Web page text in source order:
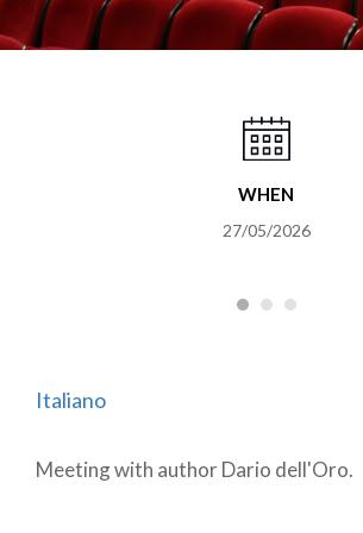
WHEN
27/05/2026
Italiano
Meeting with author Dario dell'Oro.